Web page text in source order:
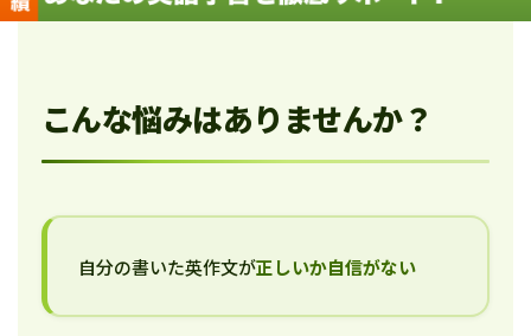
こんな悩みはありませんか？
自分の書いた英作文が正しいか自信がない